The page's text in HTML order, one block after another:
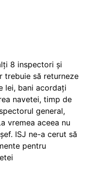
8 inspectori și
trebuie să returneze
lei, bani acordați
navetei, timp de
general,
vremea aceea nu
ISJ ne-a cerut să
pentru